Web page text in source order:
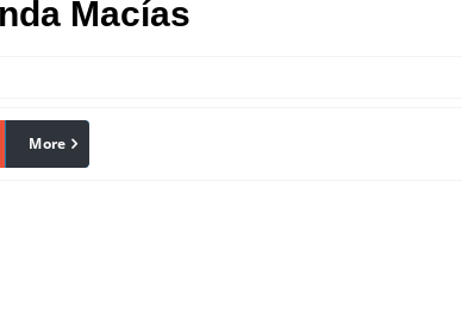
Macías
linkedin
More